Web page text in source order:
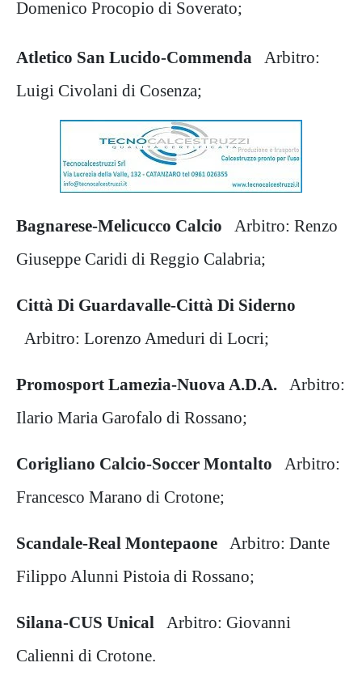
Domenico Procopio di Soverato;
Atletico San Lucido-Commenda Arbitro:
Luigi Civolani di Cosenza;
Bagnarese-Melicucco Calcio Arbitro: Renzo
Giuseppe Caridi di Reggio Calabria;
Città Di Guardavalle-Città Di Siderno
Arbitro: Lorenzo Ameduri di Locri;
Promosport Lamezia-Nuova A.D.A. Arbitro:
Ilario Maria Garofalo di Rossano;
Corigliano Calcio-Soccer Montalto Arbitro:
Francesco Marano di Crotone;
Scandale-Real Montepaone Arbitro: Dante
Filippo Alunni Pistoia di Rossano;
Silana-CUS Unical Arbitro: Giovanni
Calienni di Crotone.